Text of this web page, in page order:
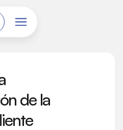
de la